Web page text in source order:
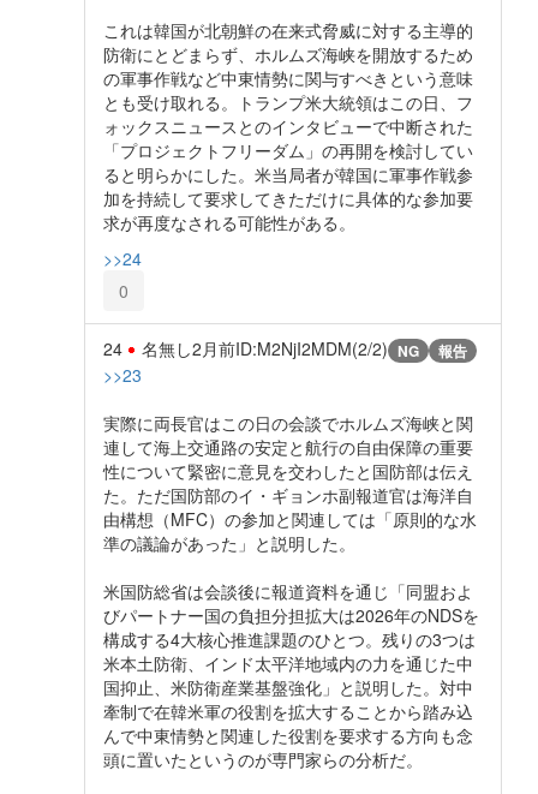
これは韓国が北朝鮮の在来式脅威に対する主導的
防衛にとどまらず、ホルムズ海峡を開放するため
の軍事作戦など中東情勢に関与すべきという意味
とも受け取れる。トランプ米大統領はこの日、フ
ォックスニュースとのインタビューで中断された
「プロジェクトフリーダム」の再開を検討してい
ると明らかにした。米当局者が韓国に軍事作戦参
加を持続して要求してきただけに具体的な参加要
求が再度なされる可能性がある。
>>24
0
24 名無し2月前ID:M2NjI2MDM(2/2) NG 報告
>>23
実際に両長官はこの日の会談でホルムズ海峡と関
連して海上交通路の安定と航行の自由保障の重要
性について緊密に意見を交わしたと国防部は伝え
た。ただ国防部のイ・ギョンホ副報道官は海洋自
由構想（MFC）の参加と関連しては「原則的な水
準の議論があった」と説明した。
米国防総省は会談後に報道資料を通じ「同盟およ
びパートナー国の負担分担拡大は2026年のNDSを
構成する4大核心推進課題のひとつ。残りの3つは
米本土防衛、インド太平洋地域内の力を通じた中
国抑止、米防衛産業基盤強化」と説明した。対中
牽制で在韓米軍の役割を拡大することから踏み込
んで中東情勢と関連した役割を要求する方向も念
頭に置いたというのが専門家らの分析だ。